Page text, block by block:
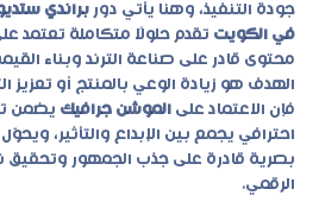
جودة التنفيذ، وهنا يأتي دور براندي
في الكويت تقدم حلولًا متكاملة تعتمد
محتوى قادر على صناعة الترند وبناء
الهدف هو زيادة الوعي بالمنتج أو تعزيز
فإن الاعتماد على الموشن جرافيك يضمن
احترافي يجمع بين الإبداع والتأثير،
بصرية قادرة على جذب الجمهور وتحقيق
الرقمي.